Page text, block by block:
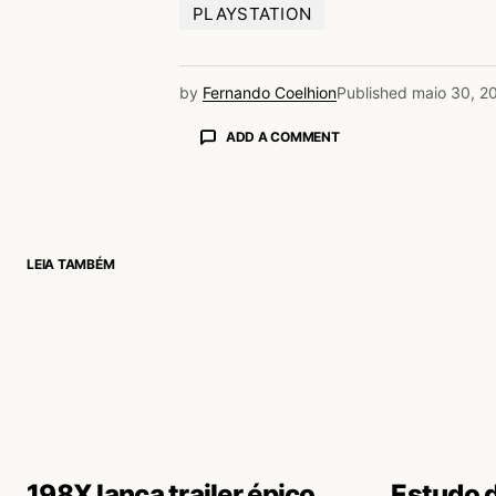
PLAYSTATION
by Fernando CoelhionPublished maio 30,
ADD A COMMENT
LEIA TAMBÉM